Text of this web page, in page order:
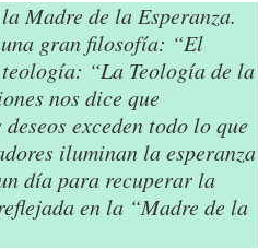
Madre de la Esperanza.
gran filosofía: “El
“La Teología de la
nos dice que
exceden todo lo que
iluminan la esperanza
día para recuperar la
en la “Madre de la